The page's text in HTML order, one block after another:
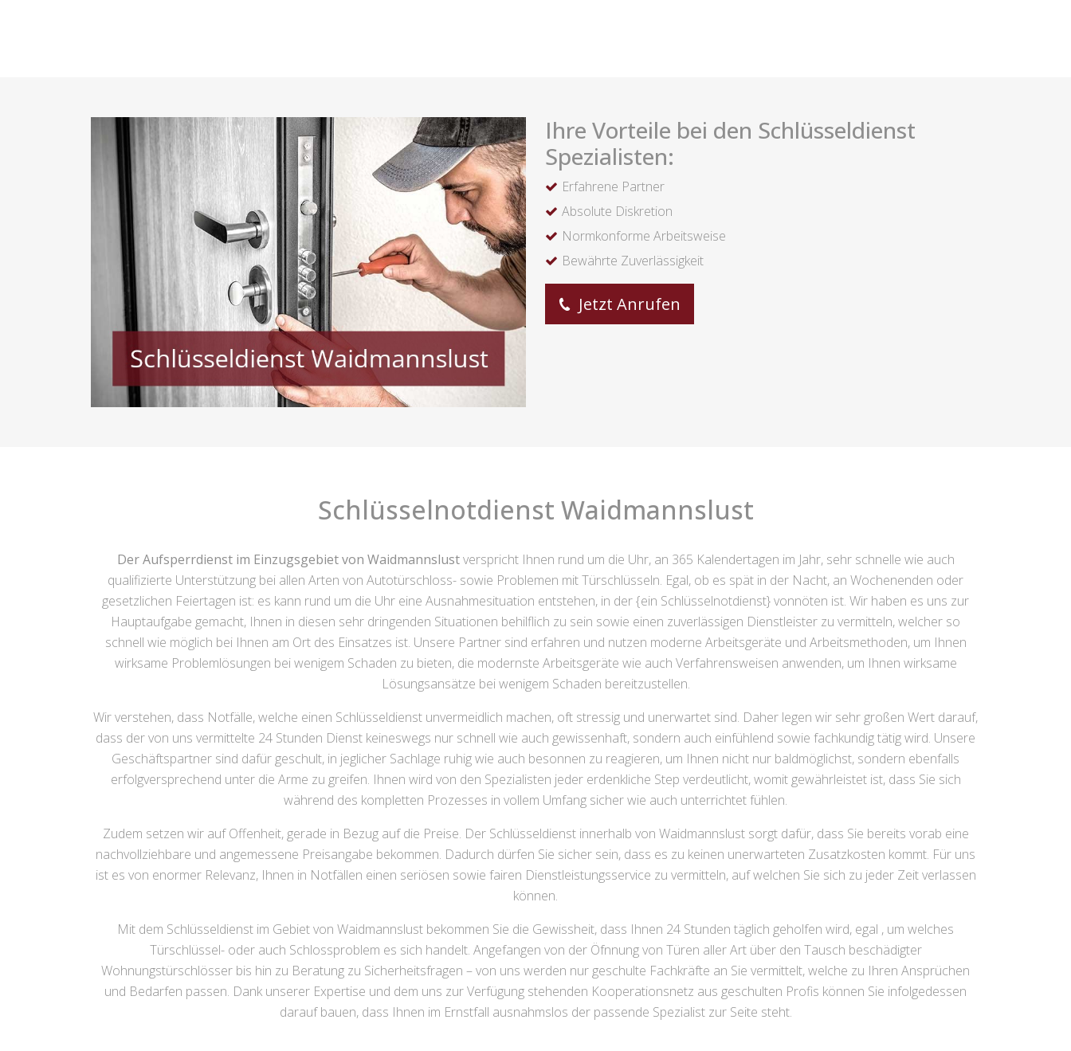
Ihre Vorteile bei den Schlüsseldienst
Spezialisten:
Erfahrene Partner
Absolute Diskretion
Normkonforme Arbeitsweise
Bewährte Zuverlässigkeit
Jetzt Anrufen
Schlüsselnotdienst Waidmannslust
Der Aufsperrdienst im Einzugsgebiet von Waidmannslustverspricht Ihnen rund um die Uhr, an 365 Kalendertagen im Jahr, sehr schnelle wie auch
qualifizierte Unterstützung bei allen Arten von Autotürschloss- sowie Problemen mit Türschlüsseln. Egal, ob es spät in der Nacht, an Wochenenden oder
gesetzlichen Feiertagen ist: es kann rund um die Uhr eine Ausnahmesituation entstehen, in der {ein Schlüsselnotdienst} vonnöten ist. Wir haben es uns zur
Hauptaufgabe gemacht, Ihnen in diesen sehr dringenden Situationen behilflich zu sein sowie einen zuverlässigen Dienstleister zu vermitteln, welcher so
schnell wie möglich bei Ihnen am Ort des Einsatzes ist. Unsere Partner sind erfahren und nutzen moderne Arbeitsgeräte und Arbeitsmethoden, um Ihnen
wirksame Problemlösungen bei wenigem Schaden zu bieten, die modernste Arbeitsgeräte wie auch Verfahrensweisen anwenden, um Ihnen wirksame
Lösungsansätze bei wenigem Schaden bereitzustellen.
Wir verstehen, dass Notfälle, welche einen Schlüsseldienst unvermeidlich machen, oft stressig und unerwartet sind. Daher legen wir sehr großen Wert darauf,
dass der von uns vermittelte 24 Stunden Dienst keineswegs nur schnell wie auch gewissenhaft, sondern auch einfühlend sowie fachkundig tätig wird. Unsere
Geschäftspartner sind dafür geschult, in jeglicher Sachlage ruhig wie auch besonnen zu reagieren, um Ihnen nicht nur baldmöglichst, sondern ebenfalls
erfolgversprechend unter die Arme zu greifen. Ihnen wird von den Spezialisten jeder erdenkliche Step verdeutlicht, womit gewährleistet ist, dass Sie sich
während des kompletten Prozesses in vollem Umfang sicher wie auch unterrichtet fühlen.
Zudem setzen wir auf Offenheit, gerade in Bezug auf die Preise. Der Schlüsseldienst innerhalb von Waidmannslust sorgt dafür, dass Sie bereits vorab eine
nachvollziehbare und angemessene Preisangabe bekommen. Dadurch dürfen Sie sicher sein, dass es zu keinen unerwarteten Zusatzkosten kommt. Für uns
ist es von enormer Relevanz, Ihnen in Notfällen einen seriösen sowie fairen Dienstleistungsservice zu vermitteln, auf welchen Sie sich zu jeder Zeit verlassen
können.
Mit dem Schlüsseldienst im Gebiet von Waidmannslust bekommen Sie die Gewissheit, dass Ihnen 24 Stunden täglich geholfen wird, egal , um welches
Türschlüssel- oder auch Schlossproblem es sich handelt. Angefangen von der Öfnnung von Türen aller Art über den Tausch beschädigter
Wohnungstürschlösser bis hin zu Beratung zu Sicherheitsfragen – von uns werden nur geschulte Fachkräfte an Sie vermittelt, welche zu Ihren Ansprüchen
und Bedarfen passen. Dank unserer Expertise und dem uns zur Verfügung stehenden Kooperationsnetz aus geschulten Profis können Sie infolgedessen
darauf bauen, dass Ihnen im Ernstfall ausnahmslos der passende Spezialist zur Seite steht.